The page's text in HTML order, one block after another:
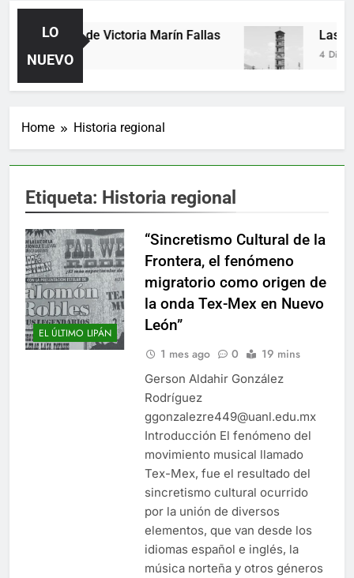
LO
NUEVO
Poemas de Victoria Marín Fallas
2 Días Ago
Las
4 Días Ago
Home Historia regional
Etiqueta: Historia regional
EL ÚLTIMO LIPÁN
“Sincretismo Cultural de la
Frontera, el fenómeno
migratorio como origen de
la onda Tex-Mex en Nuevo
León”
1 mes ago 0 19 mins
Gerson Aldahir González
Rodríguez
ggonzalezre449@uanl.edu.mx
Introducción El fenómeno del
movimiento musical llamado
Tex-Mex, fue el resultado del
sincretismo cultural ocurrido
por la unión de diversos
elementos, que van desde los
idiomas español e inglés, la
música norteña y otros géneros